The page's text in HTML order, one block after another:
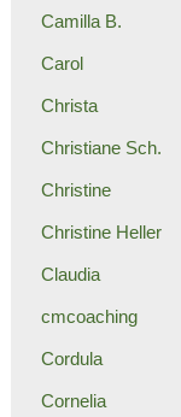
Camilla B.
Carol
Christa
Christiane Sch.
Christine
Christine Heller
Claudia
cmcoaching
Cordula
Cornelia